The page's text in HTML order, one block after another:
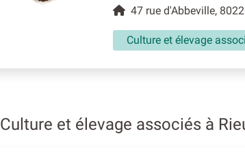
47 rue d'Abbeville,
Culture et élevage
Culture et élevage associés à